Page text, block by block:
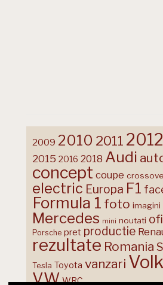
2009 2010 2011 2012
2015 2016 2018 Audi
concept coupe
electric Europa F1
Formula 1 foto imagini
Mercedes mini noutati
Porsche pret productie
rezultate Romania
Tesla Toyota vanzari
VW WRC